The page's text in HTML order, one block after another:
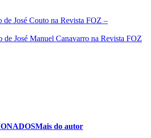
de José Couto na Revista FOZ –
de José Manuel Canavarro na Revista FOZ
Mais do autor